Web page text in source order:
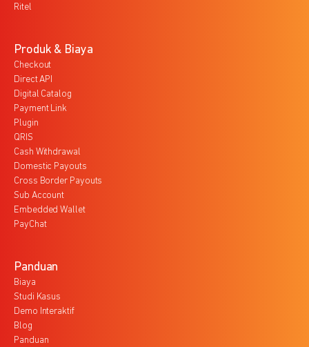
Ritel
Produk & Biaya
Checkout
Direct API
Digital Catalog
Payment Link
Plugin
QRIS
Cash Withdrawal
Domestic Payouts
Cross Border Payouts
Sub Account
Embedded Wallet
PayChat
Panduan
Biaya
Studi Kasus
Demo Interaktif
Blog
Panduan